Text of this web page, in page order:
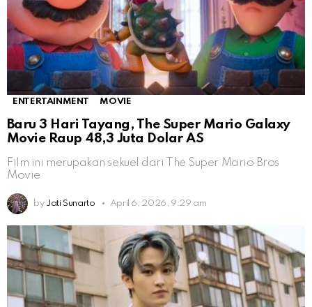
ENTERTAINMENT MOVIE
Baru 3 Hari Tayang, The Super Mario Galaxy
Movie Raup 48,3 Juta Dolar AS
Film ini merupakan sekuel dari The Super Mario Bros
Movie
by Jati Sunarto April 6, 2026, 9:29 am